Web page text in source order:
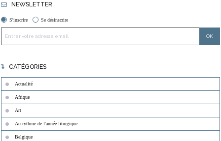
NEWSLETTER
S'inscrire Se désinscrire
CATÉGORIES
Actualité
Afrique
Art
Au rythme de l'année liturgique
Belgique